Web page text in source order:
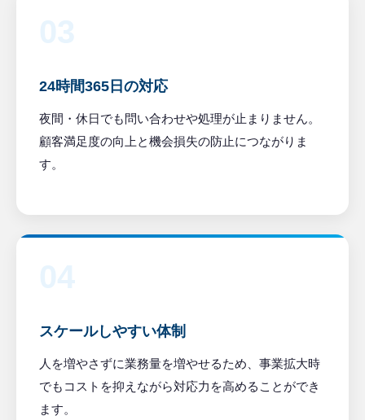
24時間365日の対応
夜間・休日でも問い合わせや処理が止まりません。
顧客満足度の向上と機会損失の防止につながりま
す。
スケールしやすい体制
人を増やさずに業務量を増やせるため、事業拡大時
でもコストを抑えながら対応力を高めることができ
ます。